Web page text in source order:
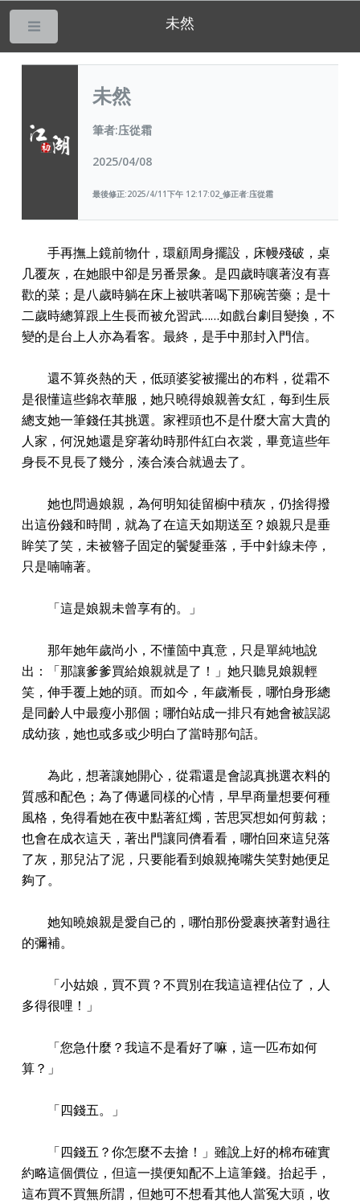
未然
未然
筆者:庒從霜
2025/04/08
最後修正:2025/4/11下午 12:17:02_修正者:庒從霜
手再撫上鏡前物什，環顧周身擺設，床幔殘破，桌
几覆灰，在她眼中卻是另番景象。是四歲時嚷著沒有喜
歡的菜；是八歲時躺在床上被哄著喝下那碗苦藥；是十
二歲時總算跟上生長而被允習武……如戲台劇目變換，不
變的是台上人亦為看客。最終，是手中那封入門信。
還不算炎熱的天，低頭婆娑被擺出的布料，從霜不
是很懂這些錦衣華服，她只曉得娘親善女紅，每到生辰
總支她一筆錢任其挑選。家裡頭也不是什麼大富大貴的
人家，何況她還是穿著幼時那件紅白衣裳，畢竟這些年
身長不見長了幾分，湊合湊合就過去了。
她也問過娘親，為何明知徒留櫥中積灰，仍捨得撥
出這份錢和時間，就為了在這天如期送至？娘親只是垂
眸笑了笑，未被簪子固定的鬢髮垂落，手中針線未停，
只是喃喃著。
「這是娘親未曾享有的。」
那年她年歲尚小，不懂箇中真意，只是單純地說
出：「那讓爹爹買給娘親就是了！」她只聽見娘親輕
笑，伸手覆上她的頭。而如今，年歲漸長，哪怕身形總
是同齡人中最瘦小那個；哪怕站成一排只有她會被誤認
成幼孩，她也或多或少明白了當時那句話。
為此，想著讓她開心，從霜還是會認真挑選衣料的
質感和配色；為了傳遞同樣的心情，早早商量想要何種
風格，免得看她在夜中點著紅燭，苦思冥想如何剪裁；
也會在成衣這天，著出門讓同儕看看，哪怕回來這兒落
了灰，那兒沾了泥，只要能看到娘親掩嘴失笑對她便足
夠了。
她知曉娘親是愛自己的，哪怕那份愛裹挾著對過往
的彌補。
「小姑娘，買不買？不買別在我這這裡佔位了，人
多得很哩！」
「您急什麼？我這不是看好了嘛，這一匹布如何
算？」
「四錢五。」
「四錢五？你怎麼不去搶！」雖說上好的棉布確實
約略這個價位，但這一摸便知配不上這筆錢。抬起手，
這布買不買無所謂，但她可不想看其他人當冤大頭，收